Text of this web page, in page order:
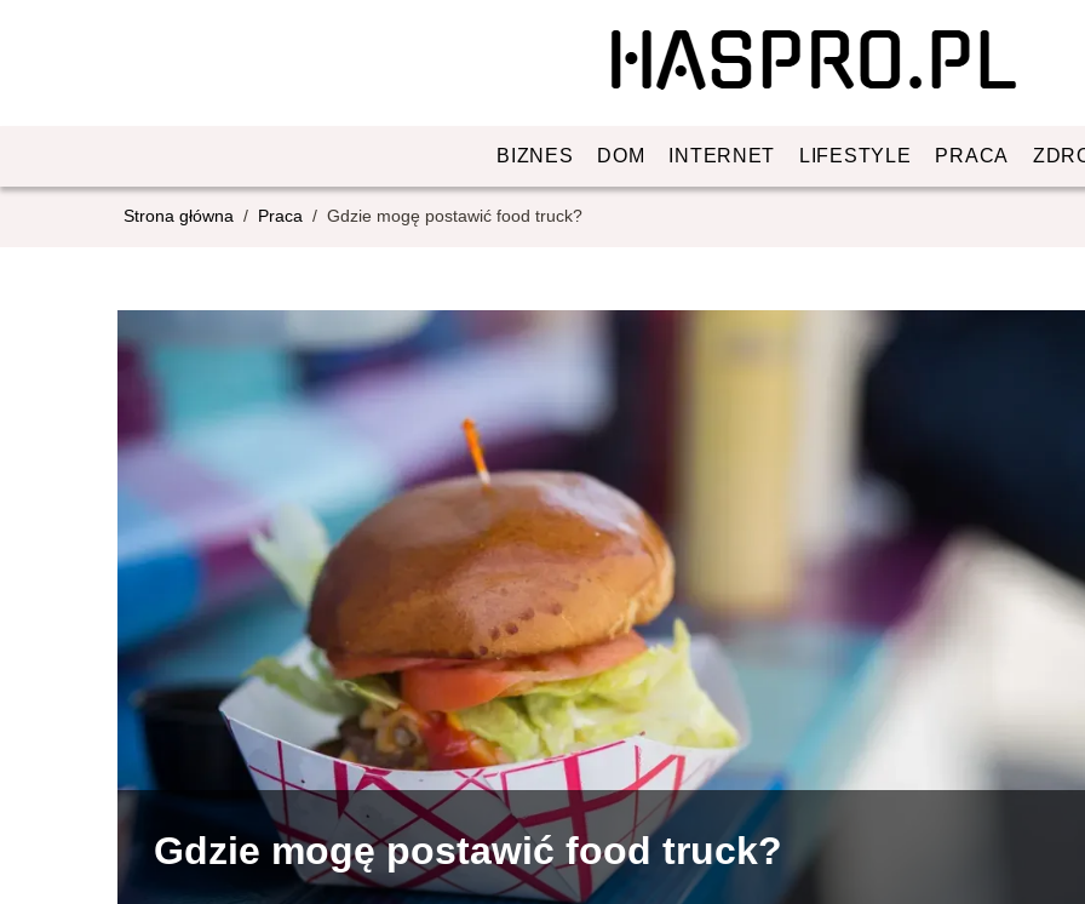
BIZNES DOM INTERNET LIFESTYLE PRACA
Strona główna / Praca / Gdzie mogę postawić food truck?
Gdzie mogę postawić food truck?